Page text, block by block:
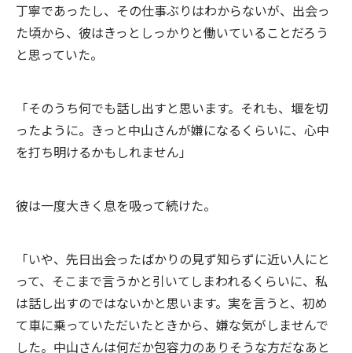
丁寧であったし、その仕事ぶりはわからないが、出会っ
た頃から、彼はきっとしっかりと働いていることだろう
と思っていた。
「そのうち何でも話し出すと思います。それも、堰を切
ったように。きっと中山さんが嫌になるくらいに、心中
を打ち明けるかもしれません」
彼は一度大きく息を吸って続けた。
「いや、先日出会ったばかりの見ず知らずに近い人にと
って、そこまで言うかと引いてしまわれるくらいに、私
は話し出すのではないかと思います。実を言うと、初め
て車に乗っていただいたときから、嫌な気がしませんで
した。中山さんは何だか包容力のありそうな方だなあと